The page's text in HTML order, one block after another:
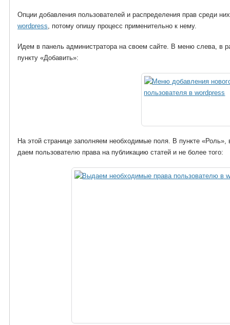
Опции добавления пользователей и распределения прав среди
wordpress, потому опишу процесс применительно к нему.
Идем в панель администратора на своем сайте. В меню слева, в
пункту «Добавить»:
На этой странице заполняем необходимые поля. В пункте
даем пользователю права на публикацию статей и не более того: